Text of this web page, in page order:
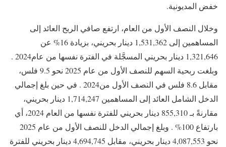
خفض المديونية.
وخلال النصف الأول من العام، ارتفع صافي الربح العائد إلى
المساهمين إلى 1,531,362 دينار بحريني، بزيادة ‎%16 عن
1,321,646 دينار بحريني المسجَّلة في الفترة نفسها من عام‎2024 .
وبلغت ربحية السهم للنصف الأول من عام ‎2025 نحو 9.5 فلس،
مقابل 8.6 فلس في النصف الأول من‎ 2024. في حين بلغ إجمالي
الدخل الشامل العائد إلى المساهمين 1,714,247 دينار بحريني،
مقارنةً بـ 855,310 دينار بحريني للفترة نفسها من العام 2024، أي
بارتفاع ‎%100 . وبلغ إجمالي الدخل للنصف الأول من عام ‎2025
نحو 4,087,553 دينار بحريني، مقابل 4,694,745 دينار بحريني للفترة